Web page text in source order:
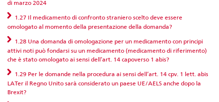
di marzo 2024
1.27 Il medicamento di confronto straniero scelto deve essere
omologato al momento della presentazione della domanda?
1.28 Una domanda di omologazione per un medicamento con principi
attivi noti può fondarsi su un medicamento (medicamento di riferimento)
che è stato omologato ai sensi dell’art. 14 capoverso 1 abis?
1.29 Per le domande nella procedura ai sensi dell’art. 14 cpv. 1 lett. abis
LATer il Regno Unito sarà considerato un paese UE/AELS anche dopo la
Brexit?